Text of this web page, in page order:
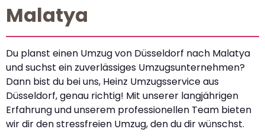
Malatya
Du planst einen Umzug von Düsseldorf nach Malatya
und suchst ein zuverlässiges Umzugsunternehmen?
Dann bist du bei uns, Heinz Umzugsservice aus
Düsseldorf, genau richtig! Mit unserer langjährigen
Erfahrung und unserem professionellen Team bieten
wir dir den stressfreien Umzug, den du dir wünschst.